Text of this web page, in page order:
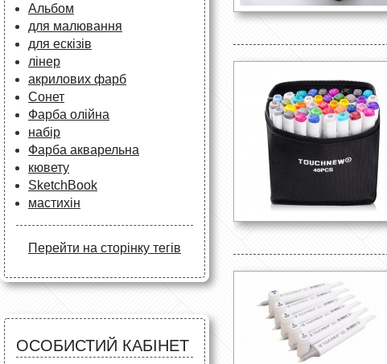
Альбом
для малювання
для ескізів
лінер
акрилових фарб
Сонет
Фарба олійна
набір
Фарба акварельна
кювету
SketchBook
мастихін
Перейти на сторінку тегів
ОСОБИСТИЙ КАБІНЕТ